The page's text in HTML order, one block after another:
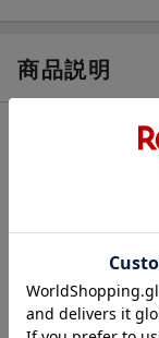
商品説明
内容紹介（
かつて民間資格で
から国家資格にな
現在、資格取得者
0万人に増やすべく
なぜ今、キャリア
取得すると、どん
資格所得の方法や